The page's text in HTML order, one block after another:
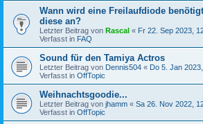
Wann wird eine Freilaufdiode
diese an?
Letzter Beitrag von Rascal « Fr 22. Sep 2023,
Verfasst in FAQ
Sound für den Tamiya Actros
Letzter Beitrag von Dennis504 « Do 5. Jan
Verfasst in OffTopic
Weihnachtsgoodie...
Letzter Beitrag von jhamm « Sa 26. Nov 2022,
Verfasst in OffTopic